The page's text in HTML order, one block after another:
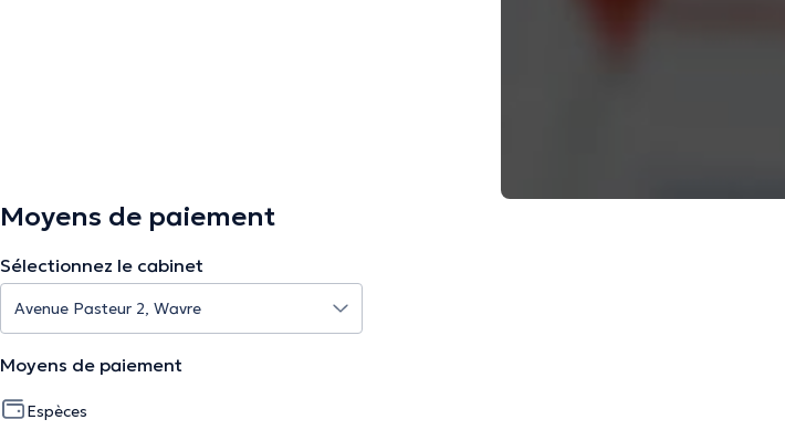
Moyens de paiement
Sélectionnez le cabinet
Moyens de paiement
Espèces